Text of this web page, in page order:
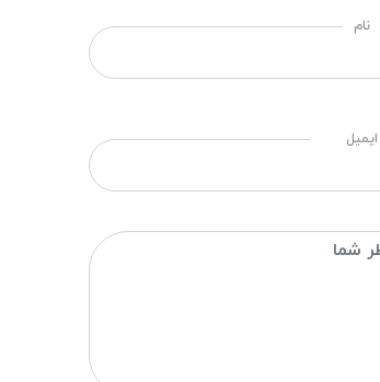
نام
ایمیل